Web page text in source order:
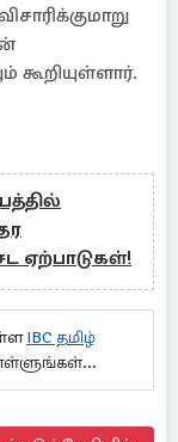
கூறியுள்ளார்.
ஏற்பாடுகள்!
IBC தமிழ்